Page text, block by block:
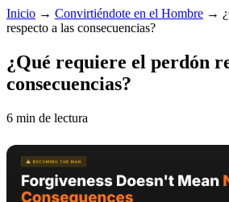
Inicio → Convirtiéndote en el Hombre →
respecto a las consecuencias?
¿Qué requiere el perdón
consecuencias?
6 min de lectura